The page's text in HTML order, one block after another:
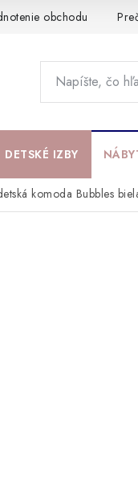
obchodu
DETSKÉ IZBY
komoda Bubbles